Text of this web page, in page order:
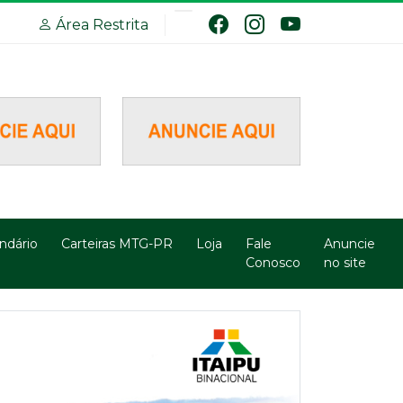
Área Restrita
Carteiras MTG-PR Loja
Fale
Conosco
Anuncie
no site